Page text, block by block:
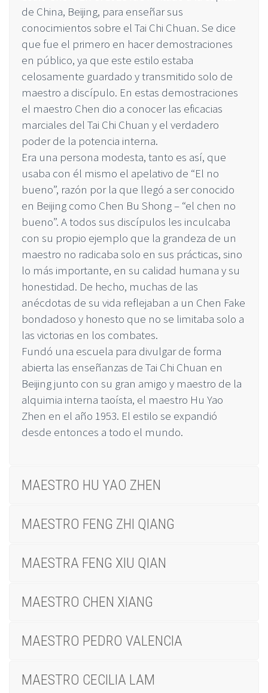
de China, Beijing, para enseñar sus
conocimientos sobre el Tai Chi Chuan. Se dice
que fue el primero en hacer demostraciones
en público, ya que este estilo estaba
celosamente guardado y transmitido solo de
maestro a discípulo. En estas demostraciones
el maestro Chen dio a conocer las eficacias
marciales del Tai Chi Chuan y el verdadero
poder de la potencia interna.
Era una persona modesta, tanto es así, que
usaba con él mismo el apelativo de “El no
bueno”, razón por la que llegó a ser conocido
en Beijing como Chen Bu Shong – “el chen no
bueno”. A todos sus discípulos les inculcaba
con su propio ejemplo que la grandeza de un
maestro no radicaba solo en sus prácticas, sino
lo más importante, en su calidad humana y su
honestidad. De hecho, muchas de las
anécdotas de su vida reflejaban a un Chen Fake
bondadoso y honesto que no se limitaba solo a
las victorias en los combates.
Fundó una escuela para divulgar de forma
abierta las enseñanzas de Tai Chi Chuan en
Beijing junto con su gran amigo y maestro de la
alquimia interna taoísta, el maestro Hu Yao
Zhen en el año 1953. El estilo se expandió
desde entonces a todo el mundo.
MAESTRO HU YAO ZHEN
MAESTRO FENG ZHI QIANG
MAESTRA FENG XIU QIAN
MAESTRO CHEN XIANG
MAESTRO PEDRO VALENCIA
MAESTRO CECILIA LAM